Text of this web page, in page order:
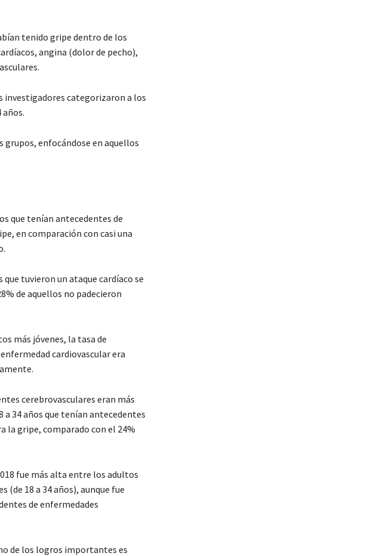
tenido gripe dentro de los
angina (dolor de pecho),
investigadores categorizaron a los
años.
grupos, enfocándose en aquellos
que tenían antecedentes de
en comparación con casi una
que tuvieron un ataque cardíaco se
de aquellos no padecieron
más jóvenes, la tasa de
cardiovascular era
cerebrovasculares eran más
a 34 años que tenían antecedentes
la gripe, comparado con el 24%
fue más alta entre los adultos
(de 18 a 34 años), aunque fue
de enfermedades
de los logros importantes es